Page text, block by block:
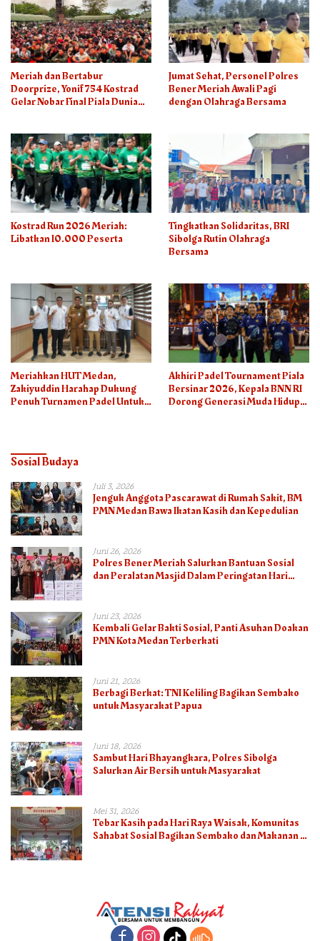
Meriah dan Bertabur
Doorprize, Yonif 754 Kostrad
Gelar Nobar Final Piala Dunia
Jumat Sehat, Personel Polres
Bener Meriah Awali Pagi
dengan Olahraga Bersama
Kostrad Run 2026 Meriah:
Libatkan 10.000 Peserta
Tingkatkan Solidaritas, BRI
Sibolga Rutin Olahraga
Bersama
Meriahkan HUT Medan,
Zakiyuddin Harahap Dukung
Penuh Turnamen Padel Untuk
Akhiri Padel Tournament Piala
Bersinar 2026, Kepala BNN RI
Dorong Generasi Muda Hidup
Sosial Budaya
Juli 3, 2026
Jenguk Anggota Pascarawat di Rumah Sakit, BM
PMN Medan Bawa Ikatan Kasih dan Kepedulian
Juni 26, 2026
Polres Bener Meriah Salurkan Bantuan Sosial
dan Peralatan Masjid Dalam Peringatan Hari
Juni 23, 2026
Kembali Gelar Bakti Sosial, Panti Asuhan Doakan
PMN Kota Medan Terberkati
Juni 21, 2026
Berbagi Berkat: TNI Keliling Bagikan Sembako
untuk Masyarakat Papua
Juni 18, 2026
Sambut Hari Bhayangkara, Polres Sibolga
Salurkan Air Bersih untuk Masyarakat
Mei 31, 2026
Tebar Kasih pada Hari Raya Waisak, Komunitas
Sahabat Sosial Bagikan Sembako dan Makanan di